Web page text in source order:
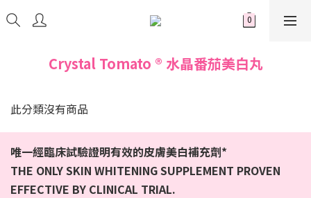
Crystal Tomato ® 水晶番茄美白丸
此分類沒有商品
唯一經臨床試驗證明有效的皮膚美白補充劑*
THE ONLY SKIN WHITENING SUPPLEMENT PROVEN
EFFECTIVE BY CLINICAL TRIAL.